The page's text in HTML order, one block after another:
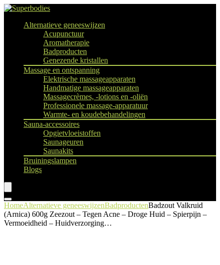
Alternatieve geneeswijzen
Acupunctuur
Aromatherapie
Badproducten
Genezende kristallen
Massage en ontspanning
Elektrische massageapparaten
Handmatige massageapparaten
Massagecrèmes, -lotions en -oliën
Professionele massage-apparatuur
Warmte- en koudebehandelingen
Sauna-accessoires
Opgietvloeistoffen
Saunageuren
Saunakits
Bruiningslampen
Blogs
HomeAlternatieve geneeswijzenBadproductenBadzout Valkruid
(Arnica) 600g Zeezout – Tegen Acne – Droge Huid – Spierpijn –
Vermoeidheid – Huidverzorging…